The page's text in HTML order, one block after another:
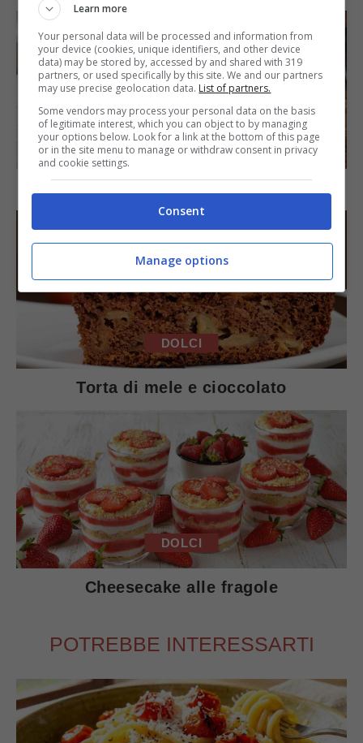
SECONDI PIATTI
DOLCI
Torta di mele e cioccolato
DOLCI
Cheesecake alle fragole
POTREBBE INTERESSARTI
Learn more
Your personal data will be processed and information from
your device (cookies, unique identifiers, and other device
data) may be stored by, accessed by and shared with 319
partners, or used specifically by this site. We and our partners
may use precise geolocation data. List of partners.
Some vendors may process your personal data on the basis
of legitimate interest, which you can object to by managing
your options below. Look for a link at the bottom of this page
or in the site menu to manage or withdraw consent in privacy
and cookie settings.
Consent
Manage options